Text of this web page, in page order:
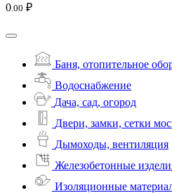
0 .00 ₽
Баня, отопительное
Водоснабжение
Дача, сад, огород
Двери, замки, сетки
Дымоходы, вентиляция
Железобетонные
Изоляционные